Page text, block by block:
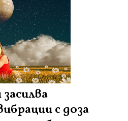
с доза